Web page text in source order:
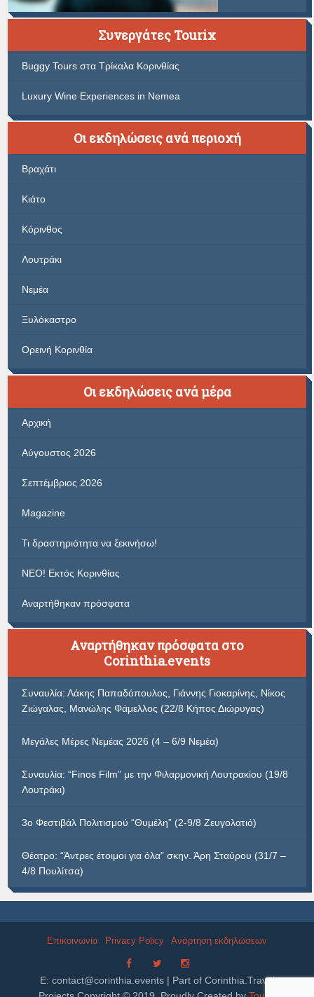
Συνεργάτες Tourix
Buggy Tours στα Τρίκαλα Κορινθίας
Luxury Wine Experiences in Nemea
Οι εκδηλώσεις ανά περιοχή
Βραχάτι
Κιάτο
Κόρινθος
Λουτράκι
Νεμέα
Ξυλόκαστρο
Ορεινή Κορινθία
Οι εκδηλώσεις ανά μέρα
Αρχική
Αύγουστος 2026
Σεπτέμβριος 2026
Magazine
Τι δραστηριότητα να ξεκινήσω!
ΝΕΟ! Εκτός Κορινθίας
Αναρτήθηκαν πρόσφατα
Αναρτήθηκαν πρόσφατα στο
Corinthia.events
Συναυλία: Λάκης Παπαδόπουλος, Γιάννης Γιοκαρίνης, Νίκος
Ζιώγαλας, Μανώλης Φάμελλος (22/8 Κήπος Διώρυγας)
Μεγάλες Μέρες Νεμέας 2026 (4 – 6/9 Νεμέα)
Συναυλία: “Finos Film” με την Φιλαρμονική Λουτρακίου (19/8
Λουτράκι)
3ο Φεστιβάλ Πολιτισμού “Θυμέλη” (2-9/8 Ζευγολατιό)
Θέατρο: “Άντρες έτοιμοι για όλα” σκην. Άρη Σταύρου (31/7 –
4/8 Πουλίτσα)
Επικοινωνία Privacy Policy Ανάρτηση εκδηλώσεων
E: contact@corinthia.events| Part of Corinthia.Travel